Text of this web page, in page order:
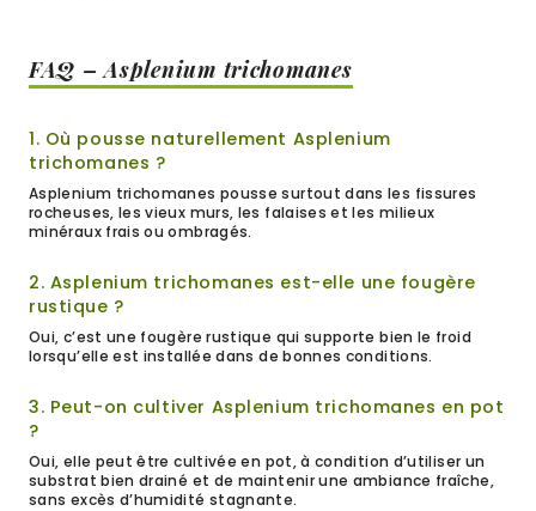
FAQ – Asplenium trichomanes
1. Où pousse naturellement Asplenium
trichomanes ?
Asplenium trichomanes pousse surtout dans les fissures
rocheuses, les vieux murs, les falaises et les milieux
minéraux frais ou ombragés.
2. Asplenium trichomanes est-elle une fougère
rustique ?
Oui, c’est une fougère rustique qui supporte bien le froid
lorsqu’elle est installée dans de bonnes conditions.
3. Peut-on cultiver Asplenium trichomanes en pot
?
Oui, elle peut être cultivée en pot, à condition d’utiliser un
substrat bien drainé et de maintenir une ambiance fraîche,
sans excès d’humidité stagnante.